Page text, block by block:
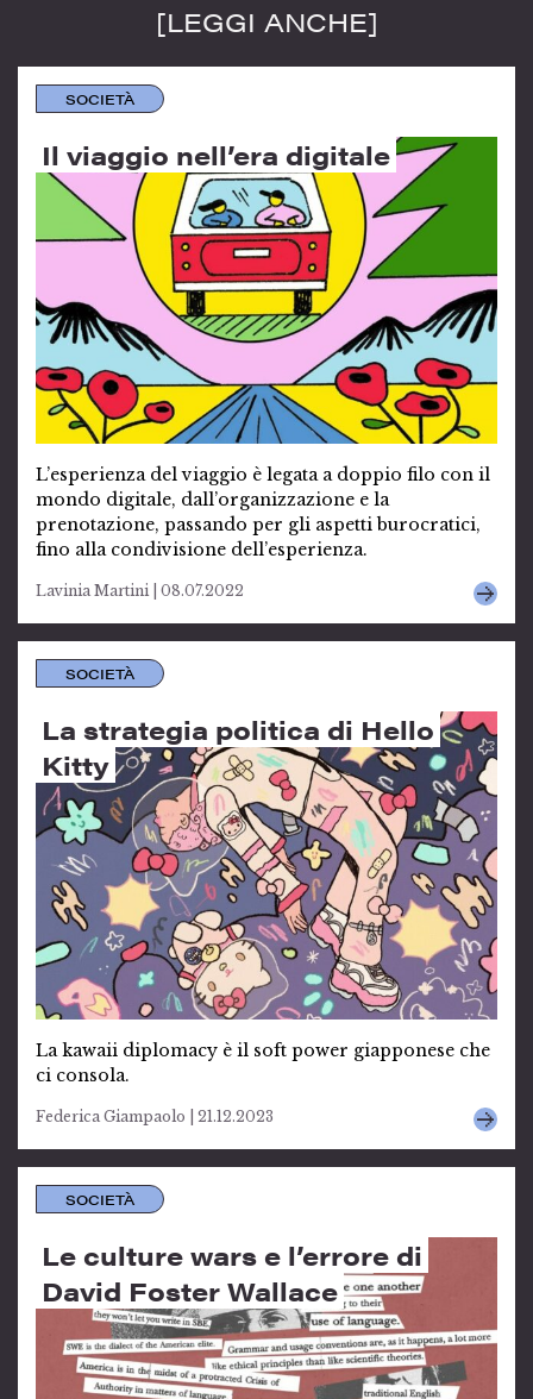
[LEGGI ANCHE]
SOCIETÀ
Il viaggio nell’era digitale
L’esperienza del viaggio è legata a doppio filo con il
mondo digitale, dall’organizzazione e la
prenotazione, passando per gli aspetti burocratici,
fino alla condivisione dell’esperienza.
Lavinia Martini | 08.07.2022
SOCIETÀ
La strategia politica di Hello
Kitty
La kawaii diplomacy è il soft power giapponese che
ci consola.
Federica Giampaolo | 21.12.2023
SOCIETÀ
Le culture wars e l’errore di
David Foster Wallace